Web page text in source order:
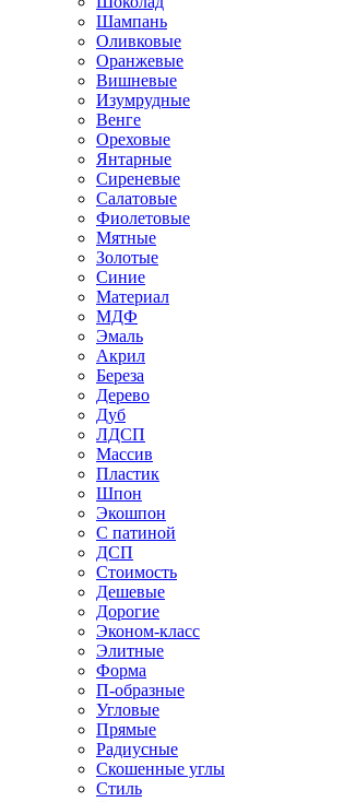
Шампань
Оливковые
Оранжевые
Вишневые
Изумрудные
Венге
Ореховые
Янтарные
Сиреневые
Салатовые
Фиолетовые
Мятные
Золотые
Синие
Материал
МДФ
Эмаль
Акрил
Береза
Дерево
Дуб
ЛДСП
Массив
Пластик
Шпон
Экошпон
С патиной
ДСП
Стоимость
Дешевые
Дорогие
Эконом-класс
Элитные
Форма
П-образные
Угловые
Прямые
Радиусные
Скошенные углы
Стиль